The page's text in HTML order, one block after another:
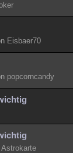
Eisbaer70
popcorncandy